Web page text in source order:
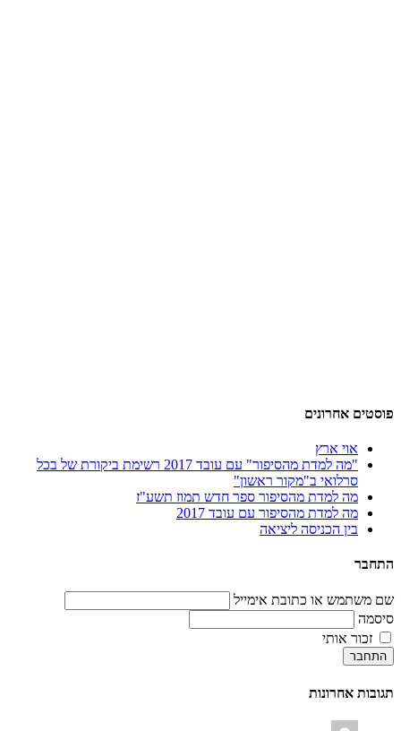
פוסטים אחרונים
אוי ארץ
"מה למדת מהסיפור" עם עובד 2017 רשימת ביקורת של בכל
סרלואי ב"מקור ראשון"
מה למדת מהסיפור ספר חדש תמוז תשע"ז
מה למדת מהסיפור עם עובד 2017
בין הכניסה ליציאה
התחבר
שם משתמש או כתובת אימייל
סיסמה
זכור אותי
התחבר
תגובות אחרונות